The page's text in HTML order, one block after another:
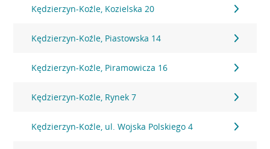
Kędzierzyn-Koźle, Kozielska 20
Kędzierzyn-Koźle, Piastowska 14
Kędzierzyn-Koźle, Piramowicza 16
Kędzierzyn-Koźle, Rynek 7
Kędzierzyn-Koźle, ul. Wojska Polskiego 4